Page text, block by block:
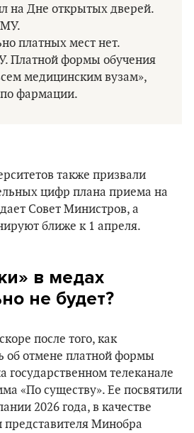
на Дне открытых дверей.
платных мест нет.
Платной формы обучения
медицинским вузам»,
фармации.
также призвали
цифр плана приема на
Совет Министров, а
ближе к 1 апреля.
в медах
не будет?
после того, как
об отмене платной формы
государственном телеканале
«По существу». Ее посвятили
2026 года, в качестве
представителя Минобра